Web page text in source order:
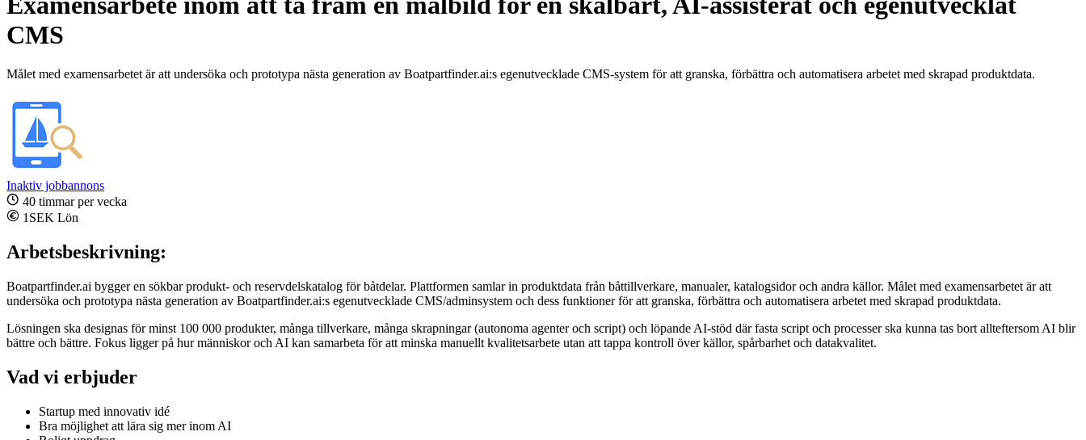
CMS
Målet med examensarbetet är att undersöka och prototypa nästa generation av Boatpartfinder.ai:s egenutvecklade CMS-system för att granska, förbättra och automatisera arbetet med skrapad produktdata.
Inaktiv jobbannons
40 timmar per vecka
1SEK Lön
Arbetsbeskrivning:
Boatpartfinder.ai bygger en sökbar produkt- och reservdelskatalog för båtdelar. Plattformen samlar in produktdata från båttillverkare, manualer, katalogsidor och andra källor. Målet med examensarbetet är att
undersöka och prototypa nästa generation av Boatpartfinder.ai:s egenutvecklade CMS/adminsystem och dess funktioner för att granska, förbättra och automatisera arbetet med skrapad produktdata.
Lösningen ska designas för minst 100 000 produkter, många tillverkare, många skrapningar (autonoma agenter och script) och löpande AI-stöd där fasta script och processer ska kunna tas bort allteftersom AI blir
bättre och bättre. Fokus ligger på hur människor och AI kan samarbeta för att minska manuellt kvalitetsarbete utan att tappa kontroll över källor, spårbarhet och datakvalitet.
Vad vi erbjuder
Startup med innovativ idé
Bra möjlighet att lära sig mer inom AI